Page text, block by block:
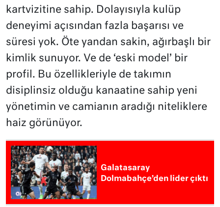
kartvizitine sahip. Dolayısıyla kulüp
deneyimi açısından fazla başarısı ve
süresi yok. Öte yandan sakin, ağırbaşlı bir
kimlik sunuyor. Ve de ‘eski model’ bir
profil. Bu özellikleriyle de takımın
disiplinsiz olduğu kanaatine sahip yeni
yönetimin ve camianın aradığı niteliklere
haiz görünüyor.
Galatasaray
Dolmabahçe’den lider çıktı